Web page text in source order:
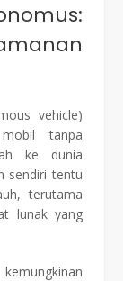
vehicle)
tanpa
ke dunia
sendiri tentu
terutama
lunak yang